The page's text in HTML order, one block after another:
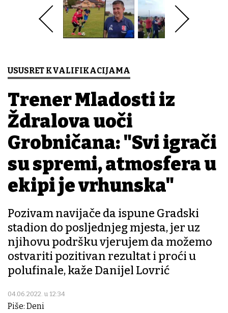
USUSRET KVALIFIKACIJAMA
Trener Mladosti iz
Ždralova uoči
Grobničana: "Svi igrači
su spremi, atmosfera u
ekipi je vrhunska"
Pozivam navijače da ispune Gradski
stadion do posljednjeg mjesta, jer uz
njihovu podršku vjerujem da možemo
ostvariti pozitivan rezultat i proći u
polufinale, kaže Danijel Lovrić
04.06.2022. u 12:34
Piše: Deni